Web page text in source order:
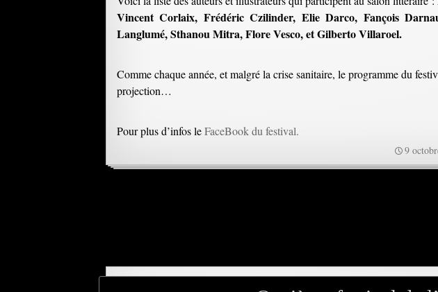
Vincent Corlaix, Frédéric Czilinder, Elie Darco, Fançois
Langlumé, Sthanou Mitra, Flore Vesco, et Gilberto Villaroel.
Comme chaque année, et malgré la crise sanitaire, le programme du
projection…
Pour plus d’infos leFaceBook du festival.
9